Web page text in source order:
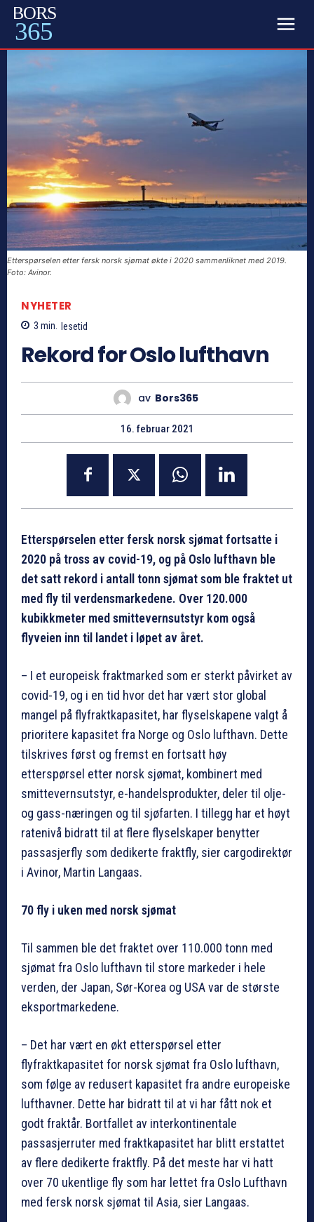
BORS
365
Etterspørselen etter fersk norsk sjømat økte i 2020 sammenliknet med 2019.
Foto: Avinor.
NYHETER
3 min. lesetid
Rekord for Oslo lufthavn
av Bors365
16. februar 2021
Etterspørselen etter fersk norsk sjømat fortsatte i
2020 på tross av covid-19, og på Oslo lufthavn ble
det satt rekord i antall tonn sjømat som ble fraktet ut
med fly til verdensmarkedene. Over 120.000
kubikkmeter med smittevernsutstyr kom også
flyveien inn til landet i løpet av året.
– I et europeisk fraktmarked som er sterkt påvirket av
covid-19, og i en tid hvor det har vært stor global
mangel på flyfraktkapasitet, har flyselskapene valgt å
prioritere kapasitet fra Norge og Oslo lufthavn. Dette
tilskrives først og fremst en fortsatt høy
etterspørsel etter norsk sjømat, kombinert med
smittevernsutstyr, e-handelsprodukter, deler til olje-
og gass-næringen og til sjøfarten. I tillegg har et høyt
ratenivå bidratt til at flere flyselskaper benytter
passasjerfly som dedikerte fraktfly, sier cargodirektør
i Avinor, Martin Langaas.
70 fly i uken med norsk sjømat
Til sammen ble det fraktet over 110.000 tonn med
sjømat fra Oslo lufthavn til store markeder i hele
verden, der Japan, Sør-Korea og USA var de største
eksportmarkedene.
– Det har vært en økt etterspørsel etter
flyfraktkapasitet for norsk sjømat fra Oslo lufthavn,
som følge av redusert kapasitet fra andre europeiske
lufthavner. Dette har bidratt til at vi har fått nok et
godt fraktår. Bortfallet av interkontinentale
passasjerruter med fraktkapasitet har blitt erstattet
av flere dedikerte fraktfly. På det meste har vi hatt
over 70 ukentlige fly som har lettet fra Oslo Lufthavn
med fersk norsk sjømat til Asia, sier Langaas.